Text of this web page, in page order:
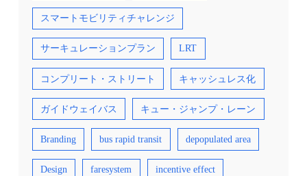
スマートモビリティチャレンジ
サーキュレーションプラン LRT
コンプリート・ストリート キャッシュレス化
ガイドウェイバス キュー・ジャンプ・レーン
Branding bus rapid transit depopulated area
Design faresystem incentive effect